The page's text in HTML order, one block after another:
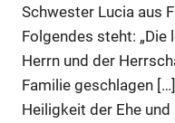
Schwester Lucia aus
Folgendes steht:
Herrn und der
Familie geschlagen
Heiligkeit der Ehe